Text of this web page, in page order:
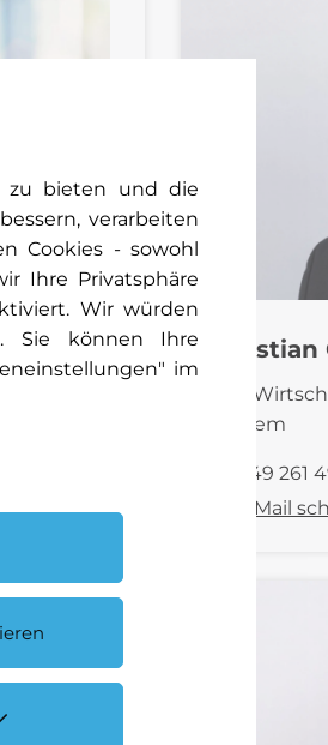
zu bieten und die
verarbeiten
Cookies - sowohl
Ihre Privatsphäre
Wir würden
Sie können Ihre
im
COO
Cochem
+49 261
E-Mail